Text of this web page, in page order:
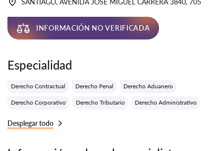
SANTIAGO, AVENIDA JOSE MIGUEL CARRERA 3840, 705
INFORMACIÓN NO VERIFICADA
Especialidad
Derecho Contractual Derecho Penal Derecho Aduanero
Derecho Corporativo Derecho Tributario Derecho Administrativo
Desplegar todo